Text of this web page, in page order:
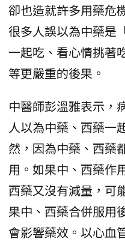
卻也造就許多用藥危
很多人誤以為中藥是
一起吃、看心情挑著
等更嚴重的後果。
中醫師彭溫雅表示，
人以為中藥、西藥一
然，因為中藥、西藥
用。如果中、西藥作
西藥又沒有減量，可
果中、西藥合併服用
會影響藥效。以心血